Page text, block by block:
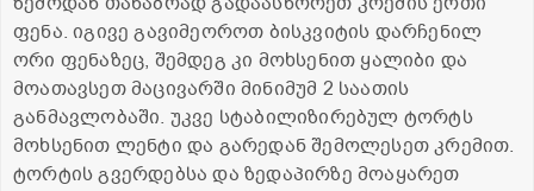
ფენა. იგივე გავიმეოროთ ბისკვიტის დარჩენილ
ორი ფენაზეც, შემდეგ კი მოხსენით ყალიბი და
მოათავსეთ მაცივარში მინიმუმ 2 საათის
განმავლობაში. უკვე სტაბილიზირებულ ტორტს
მოხსენით ლენტი და გარედან შემოლესეთ კრემით.
ტორტის გვერდებსა და ზედაპირზე მოაყარეთ